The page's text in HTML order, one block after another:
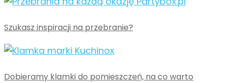
Szukasz inspiracji na przebranie?
Dobieramy klamki do pomieszczeń, na co warto